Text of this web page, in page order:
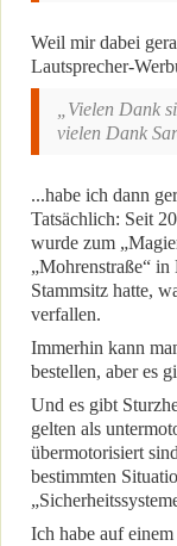
Weil mir dabei
Lautsprecher-
„Vielen Dank
vielen Dank
...habe ich dann
Tatsächlich: Seit
wurde zum
„Mohrenstraße“
Stammsitz hatte,
verfallen.
Immerhin kann
bestellen, aber es
Und es gibt
gelten als
übermotorisiert
bestimmten
Ich habe auf